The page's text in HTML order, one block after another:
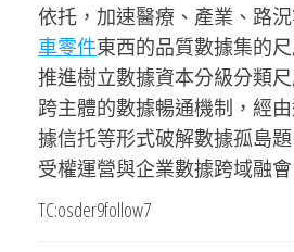
依托，加速醫療、產業、路
車零件東西的品質數據集的
推進樹立數據資本分級分類
跨主體的數據暢通機制，經
據信托等形式破解數據孤島
受權運營與企業數據跨域融會
TC:osder9follow7